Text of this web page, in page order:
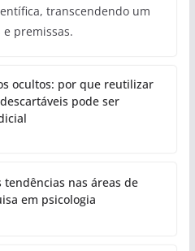
transcendendo um
premissas.
ocultos: por que reutilizar
pode ser
tendências nas áreas de
em psicologia